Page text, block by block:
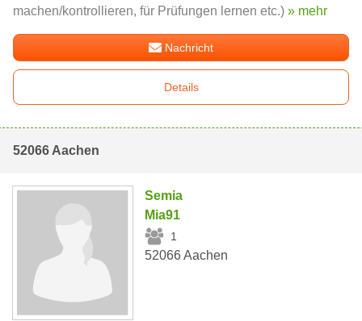
machen/kontrollieren, für Prüfungen lernen etc.) » mehr
Nachricht
Details
52066 Aachen
Semia
Mia91
1
52066 Aachen